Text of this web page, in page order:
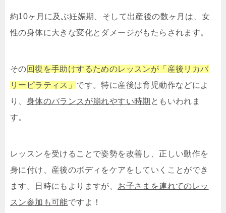
約10ヶ月に及ぶ妊娠期、そして出産後の数ヶ月は、女
性の身体に大きな変化とダメージがもたらされます。
その回復を手助けするためのレッスンが「産後リカバ
リーピラティス」 です。特に産後は育児動作などによ
り、 身体のバランスが崩れやすい時期 ともいわれま
す。
レッスンを受けることで姿勢を改善し、正しい動作を
身に付け、産後のボディをケアをしていくことができ
ます。日時にもよりますが、 お子さまを連れてのレッ
スン参加も可能ですよ！